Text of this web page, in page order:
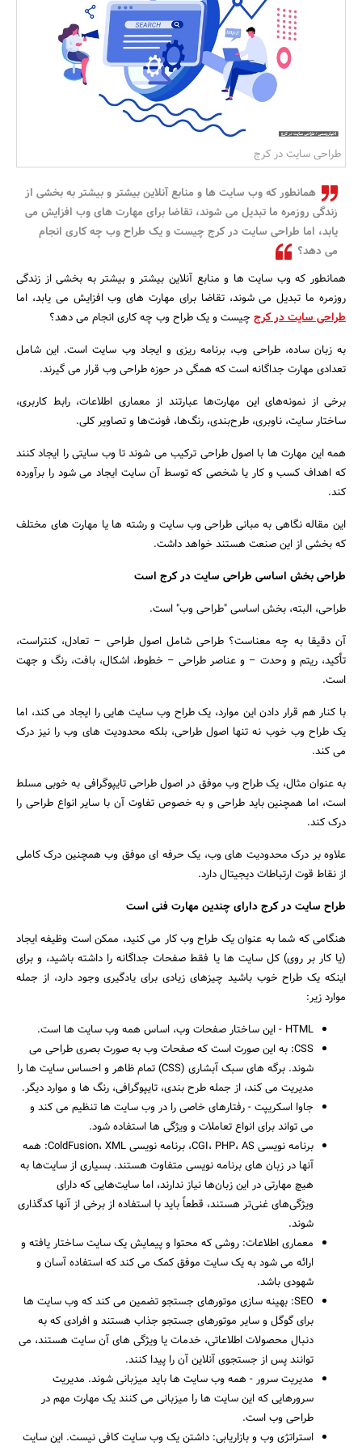
بانک، بیمه و سرمایه
مسکن و ساختمان
جستجو
طراحی سایت در کرج
همانطور که وب سایت ها و منابع آنلاین بیشتر و بیشتر به بخشی از
زندگی روزمره ما تبدیل می شوند، تقاضا برای مهارت های وب افزایش می
یابد، اما طراحی سایت در کرج چیست و یک طراح وب چه کاری انجام
می دهد؟
همانطور که وب سایت ها و منابع آنلاین بیشتر و بیشتر به بخشی از زندگی
روزمره ما تبدیل می شوند، تقاضا برای مهارت های وب افزایش می یابد، اما
طراحی سایت در کرج چیست و یک طراح وب چه کاری انجام می دهد؟
به زبان ساده، طراحی وب، برنامه ریزی و ایجاد وب سایت است. این شامل
تعدادی مهارت جداگانه است که همگی در حوزه طراحی وب قرار می گیرند.
برخی از نمونه‌های این مهارت‌ها عبارتند از معماری اطلاعات، رابط کاربری،
ساختار سایت، ناوبری، طرح‌بندی، رنگ‌ها، فونت‌ها و تصاویر کلی.
همه این مهارت ها با اصول طراحی ترکیب می شوند تا وب سایتی را ایجاد کنند
که اهداف کسب و کار یا شخصی که توسط آن سایت ایجاد می شود را برآورده
کند.
این مقاله نگاهی به مبانی طراحی وب سایت و رشته ها یا مهارت های مختلف
که بخشی از این صنعت هستند خواهد داشت.
طراحی بخش اساسی طراحی سایت در کرج است
طراحی، البته، بخش اساسی "طراحی وب" است.
آن دقیقا به چه معناست؟ طراحی شامل اصول طراحی – تعادل، کنتراست،
تأکید، ریتم و وحدت – و عناصر طراحی – خطوط، اشکال، بافت، رنگ و جهت
است.
با کنار هم قرار دادن این موارد، یک طراح وب سایت هایی را ایجاد می کند، اما
یک طراح وب خوب نه تنها اصول طراحی، بلکه محدودیت های وب را نیز درک
می کند.
به عنوان مثال، یک طراح وب موفق در اصول طراحی تایپوگرافی به خوبی مسلط
است، اما همچنین باید طراحی و به خصوص تفاوت آن با سایر انواع طراحی را
درک کند.
علاوه بر درک محدودیت های وب، یک حرفه ای موفق وب همچنین درک کاملی
از نقاط قوت ارتباطات دیجیتال دارد.
طراح سایت در کرج دارای چندین مهارت فنی است
هنگامی که شما به عنوان یک طراح وب کار می کنید، ممکن است وظیفه ایجاد
(یا کار بر روی) کل سایت ها یا فقط صفحات جداگانه را داشته باشید، و برای
اینکه یک طراح خوب باشید چیزهای زیادی برای یادگیری وجود دارد، از جمله
موارد زیر:
HTML - این ساختار صفحات وب، اساس همه وب سایت ها است.
CSS: به این صورت است که صفحات وب به صورت بصری طراحی می
شوند. برگه های سبک آبشاری (CSS) تمام ظاهر و احساس سایت ها را
مدیریت می کند، از جمله طرح بندی، تایپوگرافی، رنگ ها و موارد دیگر.
جاوا اسکریپت - رفتارهای خاصی را در وب سایت ها تنظیم می کند و
می تواند برای انواع تعاملات و ویژگی ها استفاده شود.
برنامه نویسی CGI، PHP، AS، برنامه نویسی ColdFusion، XML: همه
آنها در زبان های برنامه نویسی متفاوت هستند. بسیاری از سایت‌ها به
هیچ مهارتی در این زبان‌ها نیاز ندارند، اما سایت‌هایی که دارای
ویژگی‌های غنی‌تر هستند، قطعاً باید با استفاده از برخی از آنها کدگذاری
شوند.
معماری اطلاعات: روشی که محتوا و پیمایش یک سایت ساختار یافته و
ارائه می شود به یک سایت موفق کمک می کند که استفاده آسان و
شهودی باشد.
SEO: بهینه سازی موتورهای جستجو تضمین می کند که وب سایت ها
برای گوگل و سایر موتورهای جستجو جذاب هستند و افرادی که به
دنبال محصولات اطلاعاتی، خدمات یا ویژگی های آن سایت هستند، می
توانند پس از جستجوی آنلاین آن را پیدا کنند.
مدیریت سرور - همه وب سایت ها باید میزبانی شوند. مدیریت
سرورهایی که این سایت ها را میزبانی می کنند یک مهارت مهم در
طراحی وب است.
استراتژی وب و بازاریابی: داشتن یک وب سایت کافی نیست. این سایت